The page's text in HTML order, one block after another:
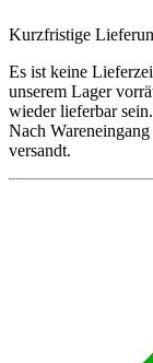
Kurzfristige
Es ist keine
unserem Lager
wieder lieferbar
Nach
versandt.